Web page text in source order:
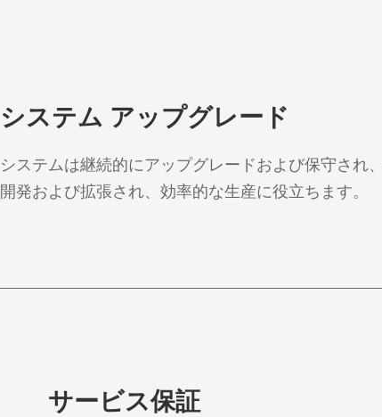
システム アップグレード
システムは継続的にアップグレードおよび保守され
開発および拡張され、効率的な生産に役立ちます。
サービス保証